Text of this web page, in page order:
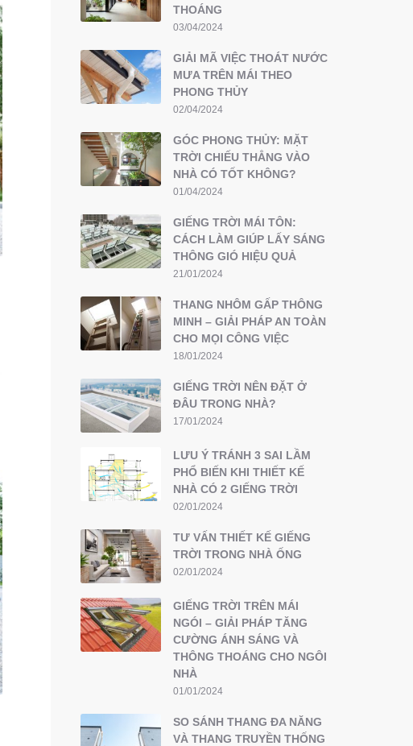
THOÁNG
03/04/2024
GIẢI MÃ VIỆC THOÁT NƯỚC
MƯA TRÊN MÁI THEO
PHONG THỦY
02/04/2024
GÓC PHONG THỦY: MẶT
TRỜI CHIẾU THẲNG VÀO
NHÀ CÓ TỐT KHÔNG?
01/04/2024
GIẾNG TRỜI MÁI TÔN:
CÁCH LÀM GIÚP LẤY SÁNG
THÔNG GIÓ HIỆU QUẢ
21/01/2024
THANG NHÔM GẤP THÔNG
MINH – GIẢI PHÁP AN TOÀN
CHO MỌI CÔNG VIỆC
18/01/2024
GIẾNG TRỜI NÊN ĐẶT Ở
ĐÂU TRONG NHÀ?
17/01/2024
LƯU Ý TRÁNH 3 SAI LẦM
PHỔ BIẾN KHI THIẾT KẾ
NHÀ CÓ 2 GIẾNG TRỜI
02/01/2024
TƯ VẤN THIẾT KẾ GIẾNG
TRỜI TRONG NHÀ ỐNG
02/01/2024
GIẾNG TRỜI TRÊN MÁI
NGÓI – GIẢI PHÁP TĂNG
CƯỜNG ÁNH SÁNG VÀ
THÔNG THOÁNG CHO NGÔI
NHÀ
01/01/2024
SO SÁNH THANG ĐA NĂNG
VÀ THANG TRUYỀN THỐNG